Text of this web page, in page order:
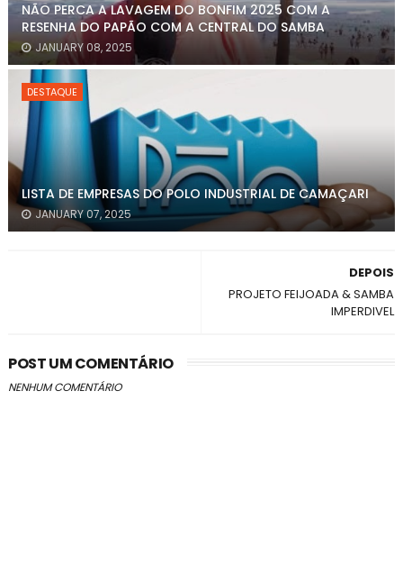
NÃO PERCA A LAVAGEM DO BONFIM 2025 COM A
RESENHA DO PAPÃO COM A CENTRAL DO SAMBA
JANUARY 08, 2025
DESTAQUE
LISTA DE EMPRESAS DO POLO INDUSTRIAL DE CAMAÇARI
JANUARY 07, 2025
DEPOIS
PROJETO FEIJOADA & SAMBA
IMPERDIVEL
POST UM COMENTÁRIO
NENHUM COMENTÁRIO